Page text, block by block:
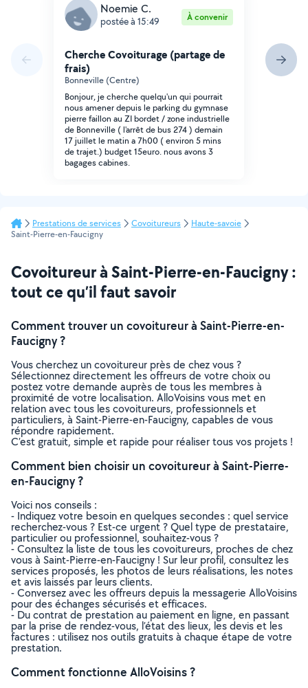
Noemie C.
postée à 15:49 À convenir
Cherche Covoiturage (partage de
frais)
Bonneville (Centre)
Bonjour, je cherche quelqu'un qui pourrait
nous amener depuis le parking du gymnase
pierre faillon au ZI bordet / zone industrielle
de Bonneville ( l'arrêt de bus 274 ) demain
17 juillet le matin a 7h00 ( environ 5 mins
de trajet.) budget 15euro. nous avons 3
bagages cabines.
Prestations de services Covoitureurs
Haute-savoie
Saint-Pierre-en-Faucigny
Covoitureur à Saint-Pierre-en-Faucigny :
tout ce qu’il faut savoir
Comment trouver un covoitureur à Saint-Pierre-en-
Faucigny ?
Vous cherchez un covoitureur près de chez vous ?
Sélectionnez directement les offreurs de votre choix ou
postez votre demande auprès de tous les membres à
proximité de votre localisation. AlloVoisins vous met en
relation avec tous les covoitureurs, professionnels et
particuliers, à Saint-Pierre-en-Faucigny, capables de vous
répondre rapidement.
C’est gratuit, simple et rapide pour réaliser tous vos projets !
Comment bien choisir un covoitureur à Saint-Pierre-
en-Faucigny ?
Voici nos conseils :
- Indiquez votre besoin en quelques secondes : quel service
recherchez-vous ? Est-ce urgent ? Quel type de prestataire,
particulier ou professionnel, souhaitez-vous ?
- Consultez la liste de tous les covoitureurs, proches de chez
vous à Saint-Pierre-en-Faucigny ! Sur leur profil, consultez les
services proposés, les photos de leurs réalisations, les notes
et avis laissés par leurs clients.
- Conversez avec les offreurs depuis la messagerie AlloVoisins
pour des échanges sécurisés et efficaces.
- Du contrat de prestation au paiement en ligne, en passant
par la prise de rendez-vous, l’état des lieux, les devis et les
factures : utilisez nos outils gratuits à chaque étape de votre
prestation.
Comment fonctionne AlloVoisins ?